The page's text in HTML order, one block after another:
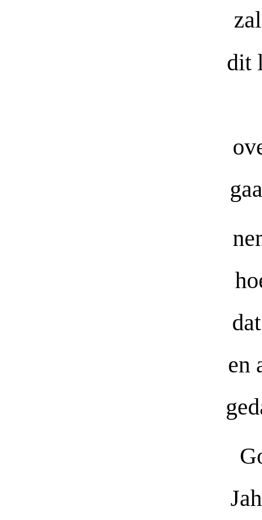
dit
en